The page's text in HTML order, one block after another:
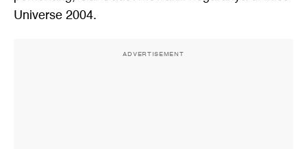
Universe 2004.
ADVERTISEMENT